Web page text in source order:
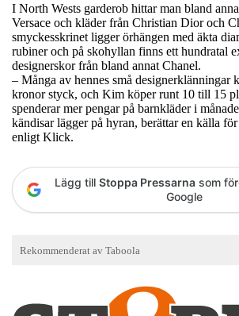
I North Wests garderob hittar man bland
Versace och kläder från Christian Dior och
smyckesskrinet ligger örhängen med äkta
rubiner och på skohyllan finns ett hundratal
designerskor från bland annat Chanel.
– Många av hennes små designerklänningar
kronor styck, och Kim köper runt 10 till 15
spenderar mer pengar på barnkläder i
kändisar lägger på hyran, berättar en källa
enligt Klick.
Lägg till Stoppa Pressarna som
Google